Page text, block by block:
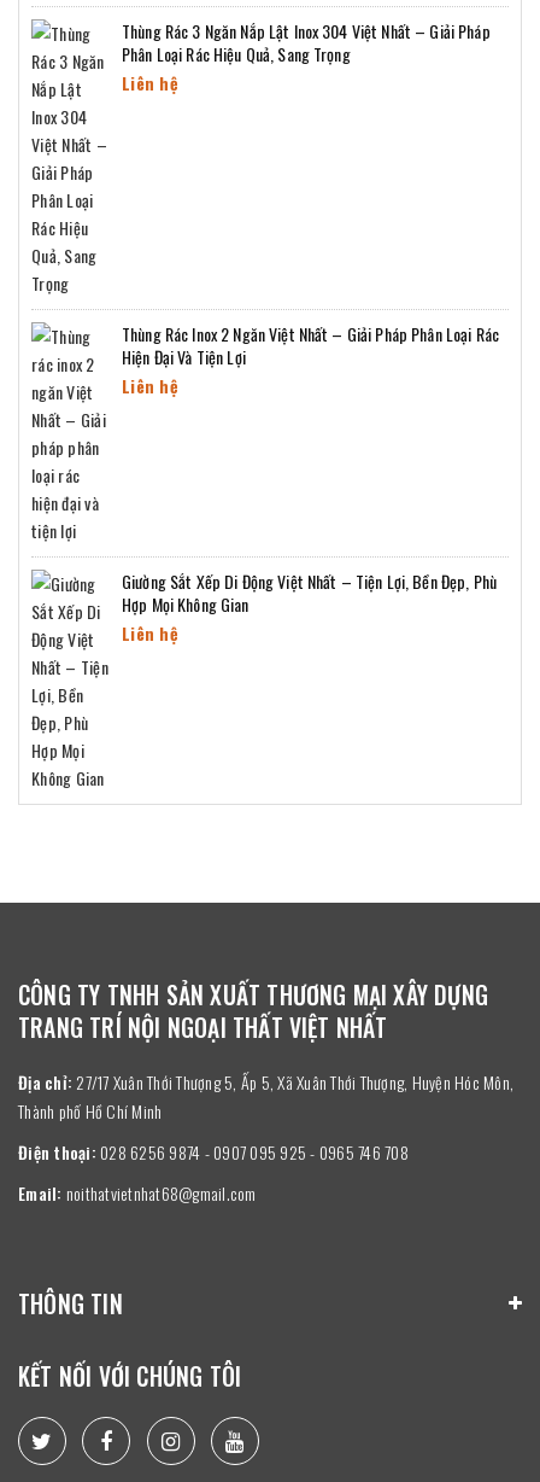
Thùng Rác 3 Ngăn Nắp Lật Inox 304 Việt Nhất – Giải Pháp
Phân Loại Rác Hiệu Quả, Sang Trọng
Liên hệ
Thùng Rác Inox 2 Ngăn Việt Nhất – Giải Pháp Phân Loại Rác
Hiện Đại Và Tiện Lợi
Liên hệ
Giường Sắt Xếp Di Động Việt Nhất – Tiện Lợi, Bền Đẹp, Phù
Hợp Mọi Không Gian
Liên hệ
CÔNG TY TNHH SẢN XUẤT THƯƠNG MẠI XÂY DỰNG
TRANG TRÍ NỘI NGOẠI THẤT VIỆT NHẤT
Địa chỉ: 27/17 Xuân Thới Thượng 5, Ấp 5, Xã Xuân Thới Thượng, Huyện Hóc Môn,
Thành phố Hồ Chí Minh
Điện thoại: 028 6256 9874 - 0907 095 925 - 0965 746 708
Email: noithatvietnhat68@gmail.com
THÔNG TIN
KẾT NỐI VỚI CHÚNG TÔI